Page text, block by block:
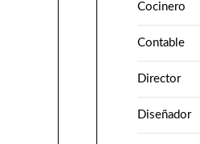
Cocinero
Contable
Director
Diseñador